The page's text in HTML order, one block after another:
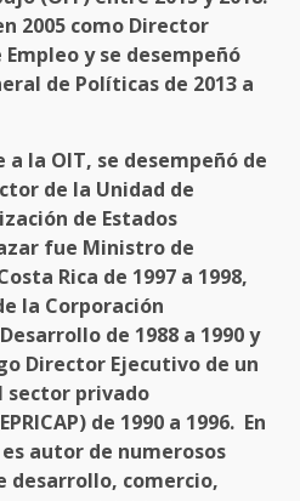
2005 como Director
y se desempeñó
de Políticas de 2013 a
la OIT, se desempeñó de
de la Unidad de
de Estados
fue Ministro de
Rica de 1997 a 1998,
la Corporación
de 1988 a 1990 y
Director Ejecutivo de un
sector privado
de 1990 a 1996. En
autor de numerosos
desarrollo, comercio,